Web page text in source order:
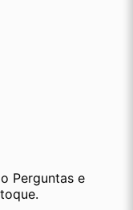
Perguntas e